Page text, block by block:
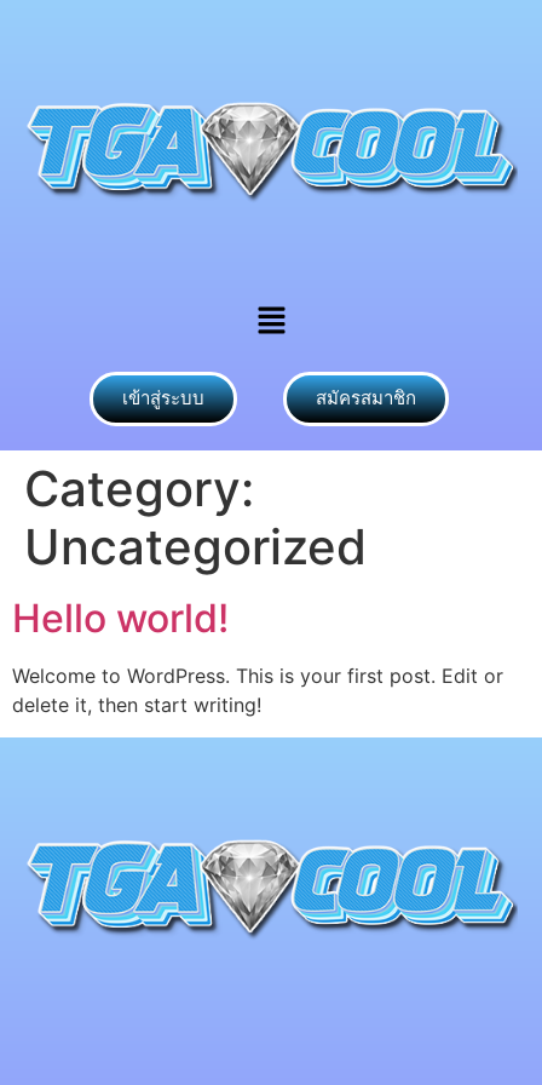
เข้าสู่ระบบ สมัครสมาชิก
Category:
Uncategorized
Hello world!
Welcome to WordPress. This is your first post. Edit or
delete it, then start writing!